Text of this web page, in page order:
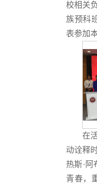
校相关
族预科
表参加
在
动诠释
热斯·阿
青春，